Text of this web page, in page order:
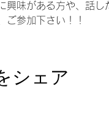
興味がある方や、話
ご参加下さい！！
シェア